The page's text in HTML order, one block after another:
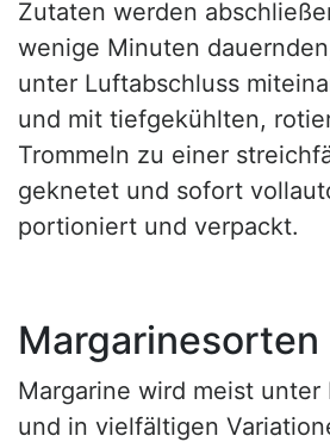
Zutaten werden
wenige Minuten
unter Luftabschluss
und mit tiefgekühlten,
Trommeln zu einer
geknetet und sofort
portioniert und verpackt.
Margarinesorten
Margarine wird meist unter
und in vielfältigen